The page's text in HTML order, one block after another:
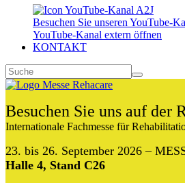
Besuchen Sie unseren YouTube-
YouTube-Kanal extern öffnen
KONTAKT
Besuchen Sie uns auf der
Internationale Fachmesse für
23. bis 26. September 2026 –
Halle 4, Stand C26